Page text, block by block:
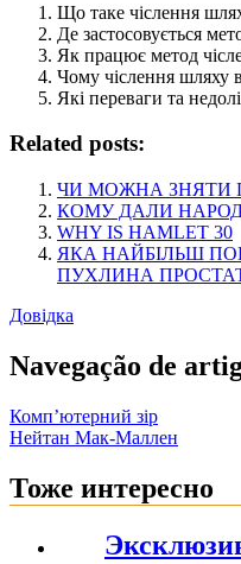
Що таке чіслення
Де застосовується
Як працює метод
Чому чіслення шляху
Які переваги та
Related posts:
ЧИ МОЖНА ЗНЯТИ
КОМУ ДАЛИ
WHY IS HAMLET 30
ЯКА НАЙБІЛЬШ
ПУХЛИНА
Довідка
Navegação de
Комп’ютерний зір
Нейтан Мак-Маллен
Тоже интересно